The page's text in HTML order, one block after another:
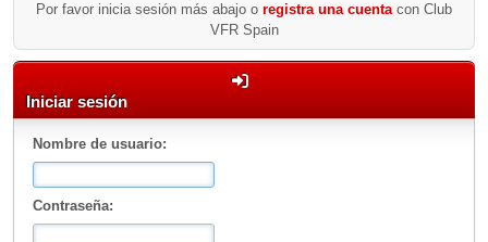
Por favor inicia sesión más abajo o registra una cuenta con Club
VFR Spain
Iniciar sesión
Nombre de usuario:
Contraseña: